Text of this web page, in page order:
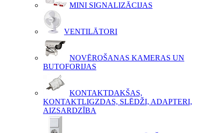
MINI SIGNALIZĀCIJAS
VENTILĀTORI
NOVĒROŠANAS KAMERAS UN
BUTOFORIJAS
KONTAKTDAKŠAS,
KONTAKTLIGZDAS, SLĒDŽI, ADAPTERI,
AIZSARDZĪBA